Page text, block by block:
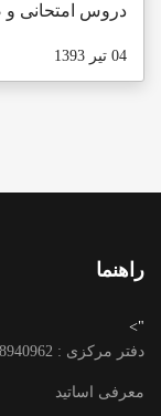
دروس امتحانی و
04 تیر 1393
راهنما
">
دفتر مرکزی : 02188940962
معرفی اساتید